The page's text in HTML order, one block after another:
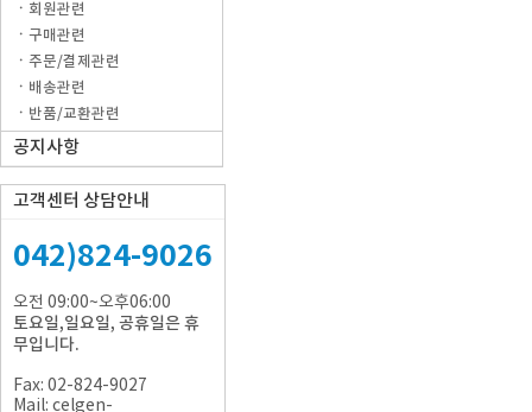
ㆍ회원관련
ㆍ구매관련
ㆍ주문/결제관련
ㆍ배송관련
ㆍ반품/교환관련
공지사항
고객센터 상담안내
042)824-9026
오전 09:00~오후06:00
토요일,일요일, 공휴일은 휴
무입니다.
Fax: 02-824-9027
Mail: celgen-